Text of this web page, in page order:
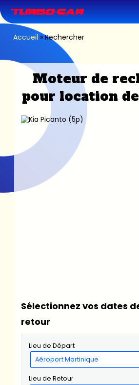
to
main
content
Accueil »Rechercher
Moteur de
pour location
Sélectionnez vos dates
retour
Lieu de Départ
Lieu de Retour